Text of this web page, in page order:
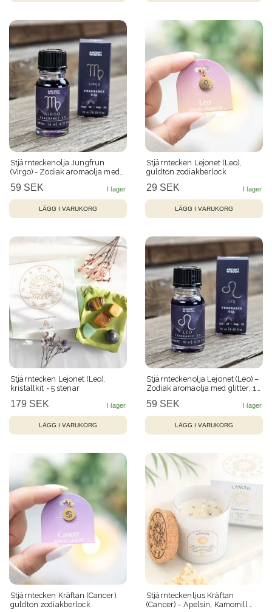
Stjärnteckenolja Jungfrun
(Virgo) - Zodiak aromaolja med
59 SEK
Stjärntecken Lejonet (Leo),
guldton zodiakberlock
29 SEK
Stjärntecken Lejonet (Leo),
kristallkit - 5 stenar
179 SEK
Stjärnteckenolja Lejonet (Leo) –
Zodiak aromaolja med glitter, 10
59 SEK
Stjärntecken Kräftan (Cancer),
guldton zodiakberlock
Stjärnteckenljus Kräftan
(Cancer) – Apelsin, Kamomill